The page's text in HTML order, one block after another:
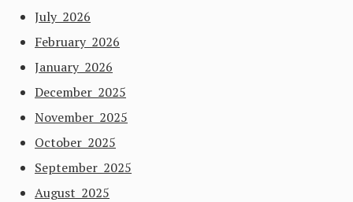
July 2026
February 2026
January 2026
December 2025
November 2025
October 2025
September 2025
August 2025